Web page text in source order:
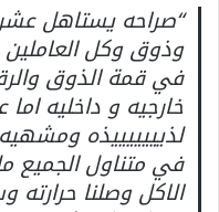
“صراحه يستاهل
وذوق وكل
في قمة الذوق
خارجيه و داخليه
لذيييييييذه
في متناول الجميع
الاكل وصلنا